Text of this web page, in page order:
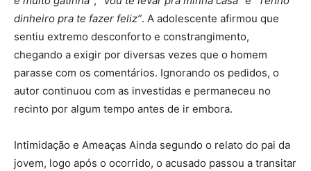
dinheiro pra te fazer feliz”. A adolescente afirmou que
sentiu extremo desconforto e constrangimento,
chegando a exigir por diversas vezes que o homem
parasse com os comentários. Ignorando os pedidos, o
autor continuou com as investidas e permaneceu no
recinto por algum tempo antes de ir embora.
Intimidação e Ameaças Ainda segundo o relato do pai da
jovem, logo após o ocorrido, o acusado passou a transitar